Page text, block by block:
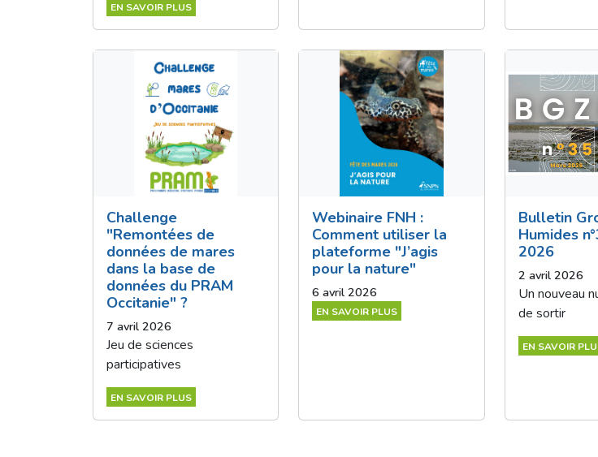
EN SAVOIR PLUS
Challenge
"Remontées de
données de mares
dans la base de
données du PRAM
Occitanie" ?
7 avril 2026
Jeu de sciences
participatives
EN SAVOIR PLUS
Webinaire FNH :
Comment utiliser la
plateforme "J’agis
pour la nature" ­
6 avril 2026
EN SAVOIR PLUS
Bulletin
Humides
2026
2 avril 2026
Un nouveau
de sortir
EN SAVOIR